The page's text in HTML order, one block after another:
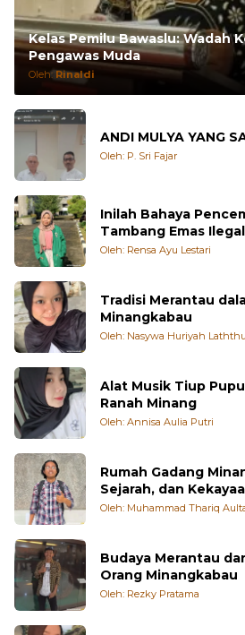
Kelas Pemilu Bawaslu: Wadah
Pengawas Muda
Oleh: Rinaldi
ANDI MULYA YANG
Oleh: P. Sri Fajar
Inilah Bahaya
Tambang Emas Ilegal
Oleh: Rensa Ayu Lestari
Tradisi Merantau
Minangkabau
Oleh: Nasywa Huriyah
Alat Musik Tiup
Ranah Minang
Oleh: Annisa Aulia Putri
Rumah Gadang
Sejarah, dan
Oleh: Muhammad Thariq
Budaya Merantau
Orang Minangkabau
Oleh: Rezky Pratama